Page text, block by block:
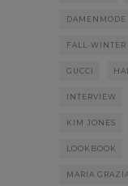
DAMENMODE
FALL-WINTER
GUCCI
INTERVIEW
KIM JONES
LOOKBOOK
MARIA